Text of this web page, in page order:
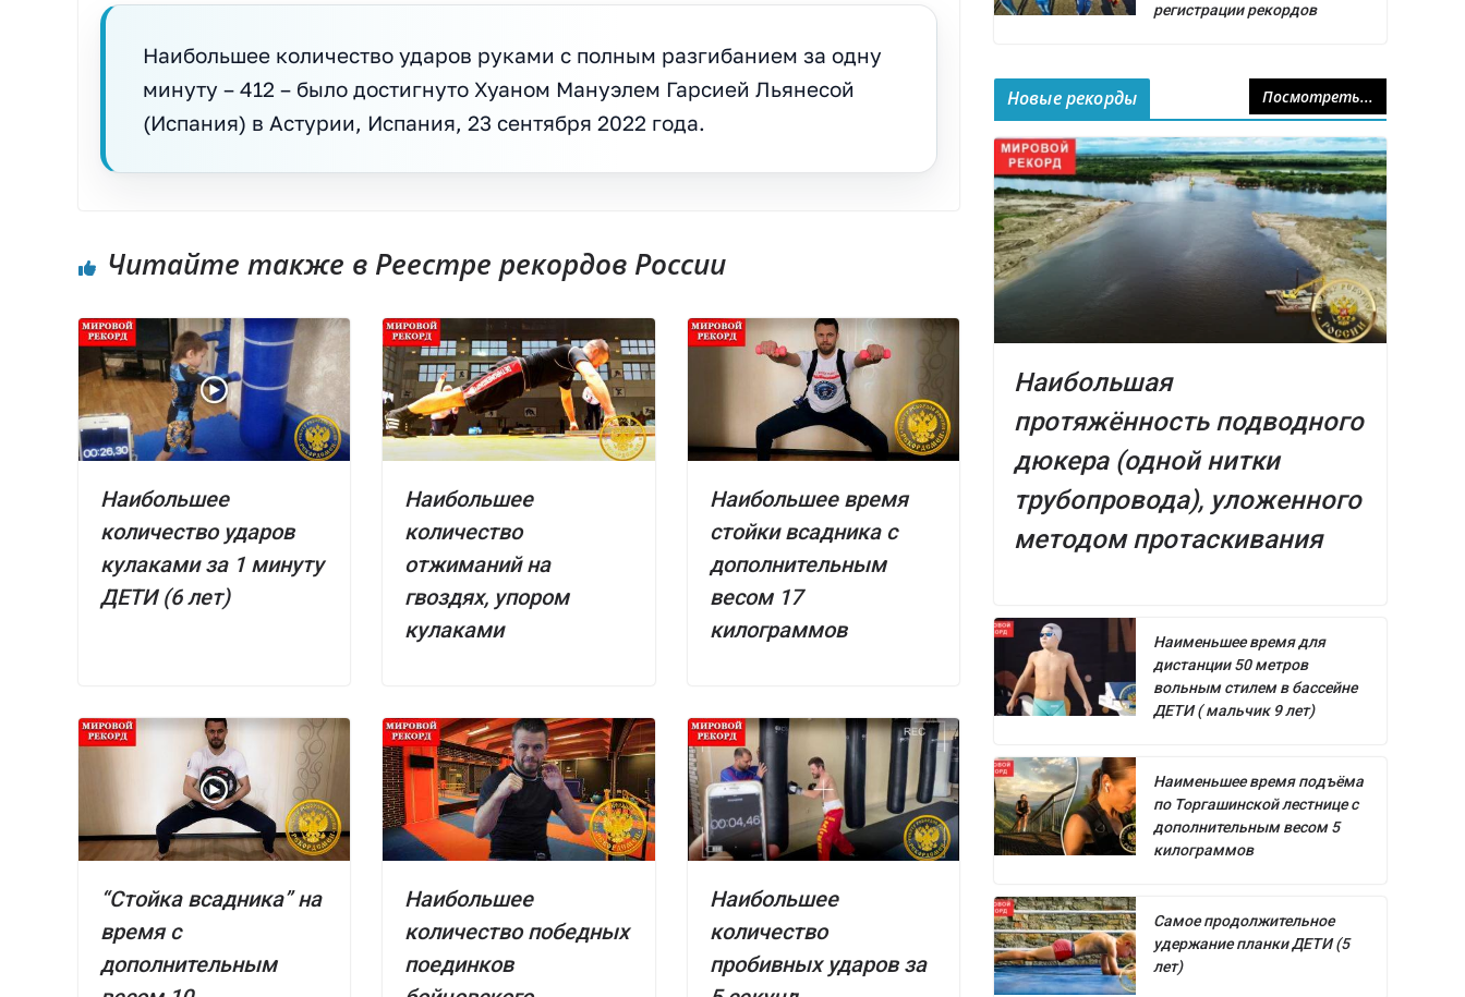
Наибольшее количество ударов руками с полным разгибанием за одну
минуту – 412 – было достигнуто Хуаном Мануэлем Гарсией Льянесой
(Испания) в Астурии, Испания, 23 сентября 2022 года.
Читайте также в Реестре рекордов России
Наибольшее
количество ударов
кулаками за 1 минуту
ДЕТИ (6 лет)
Наибольшее
количество
отжиманий на
гвоздях, упором
кулаками
Наибольшее время
стойки всадника с
дополнительным
весом 17
килограммов
“Стойка всадника” на
время с
дополнительным
Наибольшее
количество победных
поединков
Наибольшее
количество
пробивных ударов за
регистрации рекордов
Новые рекорды Посмотреть...
Наибольшая
протяжённость подводного
дюкера (одной нитки
трубопровода), уложенного
методом протаскивания
Наименьшее время для
дистанции 50 метров
вольным стилем в бассейне
ДЕТИ ( мальчик 9 лет)
Наименьшее время подъёма
по Торгашинской лестнице с
дополнительным весом 5
килограммов
Самое продолжительное
удержание планки ДЕТИ (5
лет)